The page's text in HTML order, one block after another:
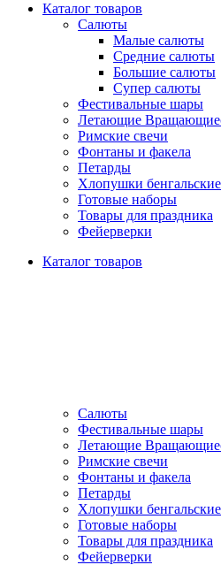
Каталог товаров
Салюты
Малые салюты
Средние салюты
Большие салюты
Супер салюты
Фестивальные шары
Летающие
Римские свечи
Фонтаны и факела
Петарды
Хлопушки
Готовые наборы
Товары для праздника
Фейерверки
Каталог товаров
Салюты
Фестивальные шары
Летающие
Римские свечи
Фонтаны и факела
Петарды
Хлопушки
Готовые наборы
Товары для праздника
Фейерверки